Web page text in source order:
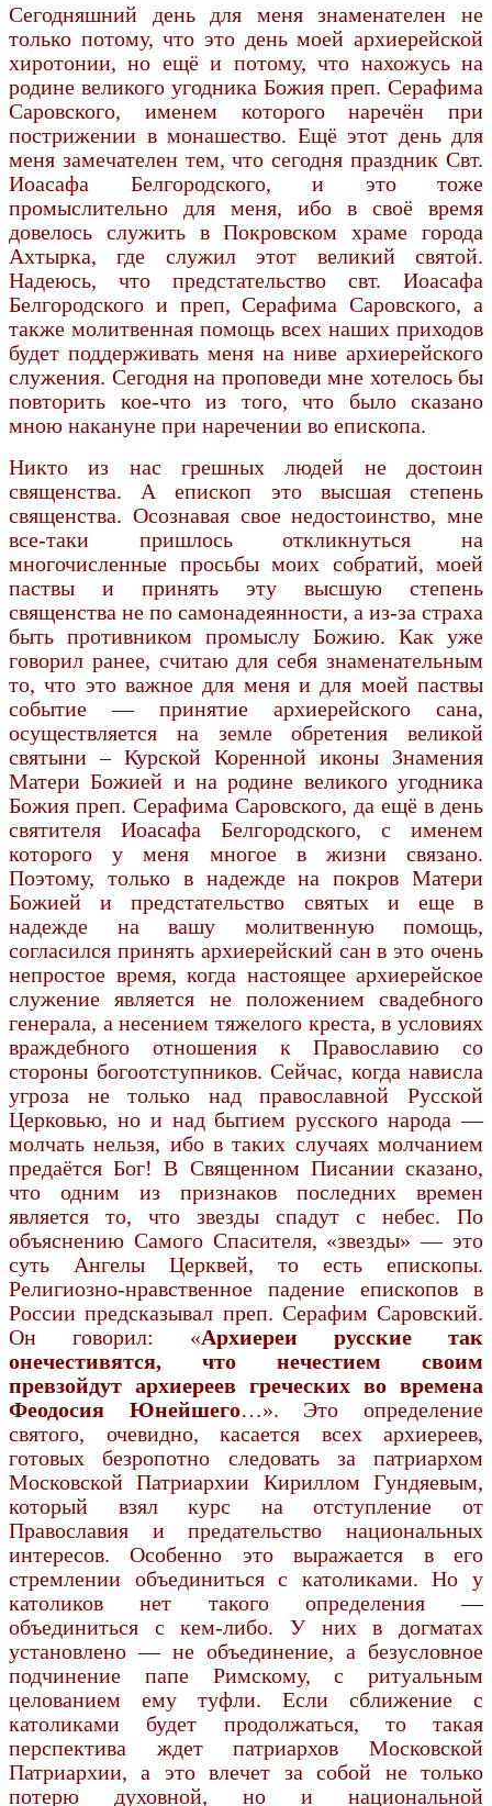
Сегодняшний день для меня знаменателен не
только потому, что это день моей архиерейской
хиротонии, но ещё и потому, что нахожусь на
родине великого угодника Божия преп. Серафима
Саровского, именем которого наречён при
пострижении в монашество. Ещё этот день для
меня замечателен тем, что сегодня праздник Свт.
Иоасафа Белгородского, и это тоже
промыслительно для меня, ибо в своё время
довелось служить в Покровском храме города
Ахтырка, где служил этот великий святой.
Надеюсь, что предстательство свт. Иоасафа
Белгородского и преп, Серафима Саровского, а
также молитвенная помощь всех наших приходов
будет поддерживать меня на ниве архиерейского
служения. Сегодня на проповеди мне хотелось бы
повторить кое-что из того, что было сказано
мною накануне при наречении во епископа.
Никто из нас грешных людей не достоин
священства. А епископ это высшая степень
священства. Осознавая свое недостоинство, мне
все-таки пришлось откликнуться на
многочисленные просьбы моих собратий, моей
паствы и принять эту высшую степень
священства не по самонадеянности, а из-за страха
быть противником промыслу Божию. Как уже
говорил ранее, считаю для себя знаменательным
то, что это важное для меня и для моей паствы
событие — принятие архиерейского сана,
осуществляется на земле обретения великой
святыни – Курской Коренной иконы Знамения
Матери Божией и на родине великого угодника
Божия преп. Серафима Саровского, да ещё в день
святителя Иоасафа Белгородского, с именем
которого у меня многое в жизни связано.
Поэтому, только в надежде на покров Матери
Божией и предстательство святых и еще в
надежде на вашу молитвенную помощь,
согласился принять архиерейский сан в это очень
непростое время, когда настоящее архиерейское
служение является не положением свадебного
генерала, а несением тяжелого креста, в условиях
враждебного отношения к Православию со
стороны богоотступников. Сейчас, когда нависла
угроза не только над православной Русской
Церковью, но и над бытием русского народа —
молчать нельзя, ибо в таких случаях молчанием
предаётся Бог! В Священном Писании сказано,
что одним из признаков последних времен
является то, что звезды спадут с небес. По
объяснению Самого Спасителя, «звезды» — это
суть Ангелы Церквей, то есть епископы.
Религиозно-нравственное падение епископов в
России предсказывал преп. Серафим Саровский.
Он говорил: «Архиереи русские так
онечестивятся, что нечестием своим
превзойдут архиереев греческих во времена
Феодосия Юнейшего…». Это определение
святого, очевидно, касается всех архиереев,
готовых безропотно следовать за патриархом
Московской Патриархии Кириллом Гундяевым,
который взял курс на отступление от
Православия и предательство национальных
интересов. Особенно это выражается в его
стремлении объединиться с католиками. Но у
католиков нет такого определения —
объединиться с кем-либо. У них в догматах
установлено — не объединение, а безусловное
подчинение папе Римскому, с ритуальным
целованием ему туфли. Если сближение с
католиками будет продолжаться, то такая
перспектива ждет патриархов Московской
Патриархии, а это влечет за собой не только
потерю духовной, но и национальной